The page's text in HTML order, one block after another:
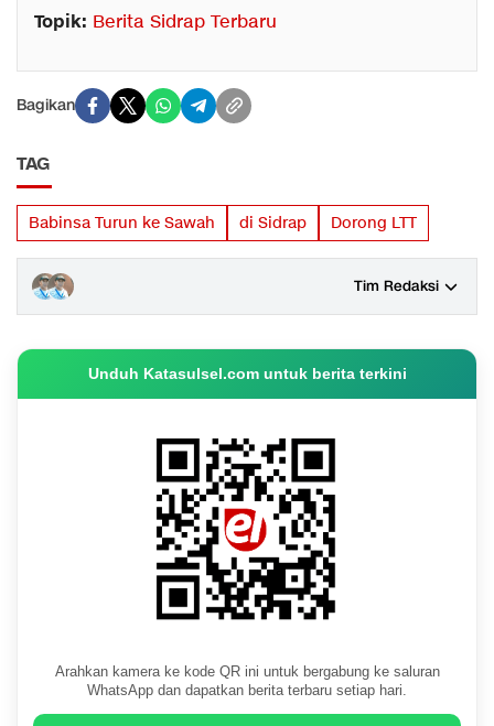
Topik: Berita Sidrap Terbaru
Bagikan
TAG
Babinsa Turun ke Sawah di Sidrap Dorong LTT
Tim Redaksi
Unduh Katasulsel.com untuk berita terkini
Arahkan kamera ke kode QR ini untuk bergabung ke saluran
WhatsApp dan dapatkan berita terbaru setiap hari.